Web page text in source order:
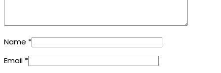
Name *
Email *